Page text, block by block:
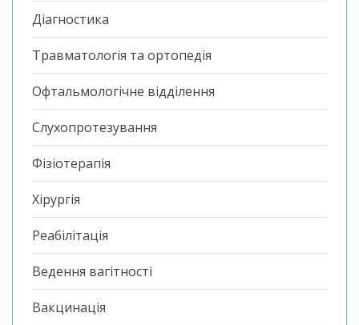
Діагностика
Травматологія та ортопедія
Офтальмологічне відділення
Слухопротезування
Фізіотерапія
Хірургія
Реабілітація
Ведення вагітності
Вакцинація